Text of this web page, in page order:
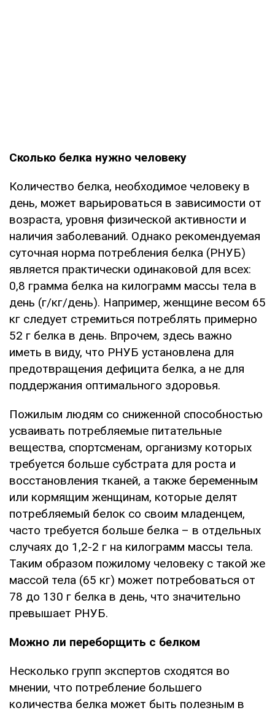
Сколько белка нужно человеку
Количество белка, необходимое человеку в
день, может варьироваться в зависимости от
возраста, уровня физической активности и
наличия заболеваний. Однако рекомендуемая
суточная норма потребления белка (РНУБ)
является практически одинаковой для всех:
0,8 грамма белка на килограмм массы тела в
день (г/кг/день). Например, женщине весом 65
кг следует стремиться потреблять примерно
52 г белка в день. Впрочем, здесь важно
иметь в виду, что РНУБ установлена для
предотвращения дефицита белка, а не для
поддержания оптимального здоровья.
Пожилым людям со сниженной способностью
усваивать потребляемые питательные
вещества, спортсменам, организму которых
требуется больше субстрата для роста и
восстановления тканей, а также беременным
или кормящим женщинам, которые делят
потребляемый белок со своим младенцем,
часто требуется больше белка – в отдельных
случаях до 1,2-2 г на килограмм массы тела.
Таким образом пожилому человеку с такой же
массой тела (65 кг) может потребоваться от
78 до 130 г белка в день, что значительно
превышает РНУБ.
Можно ли переборщить с белком
Несколько групп экспертов сходятся во
мнении, что потребление большего
количества белка может быть полезным в